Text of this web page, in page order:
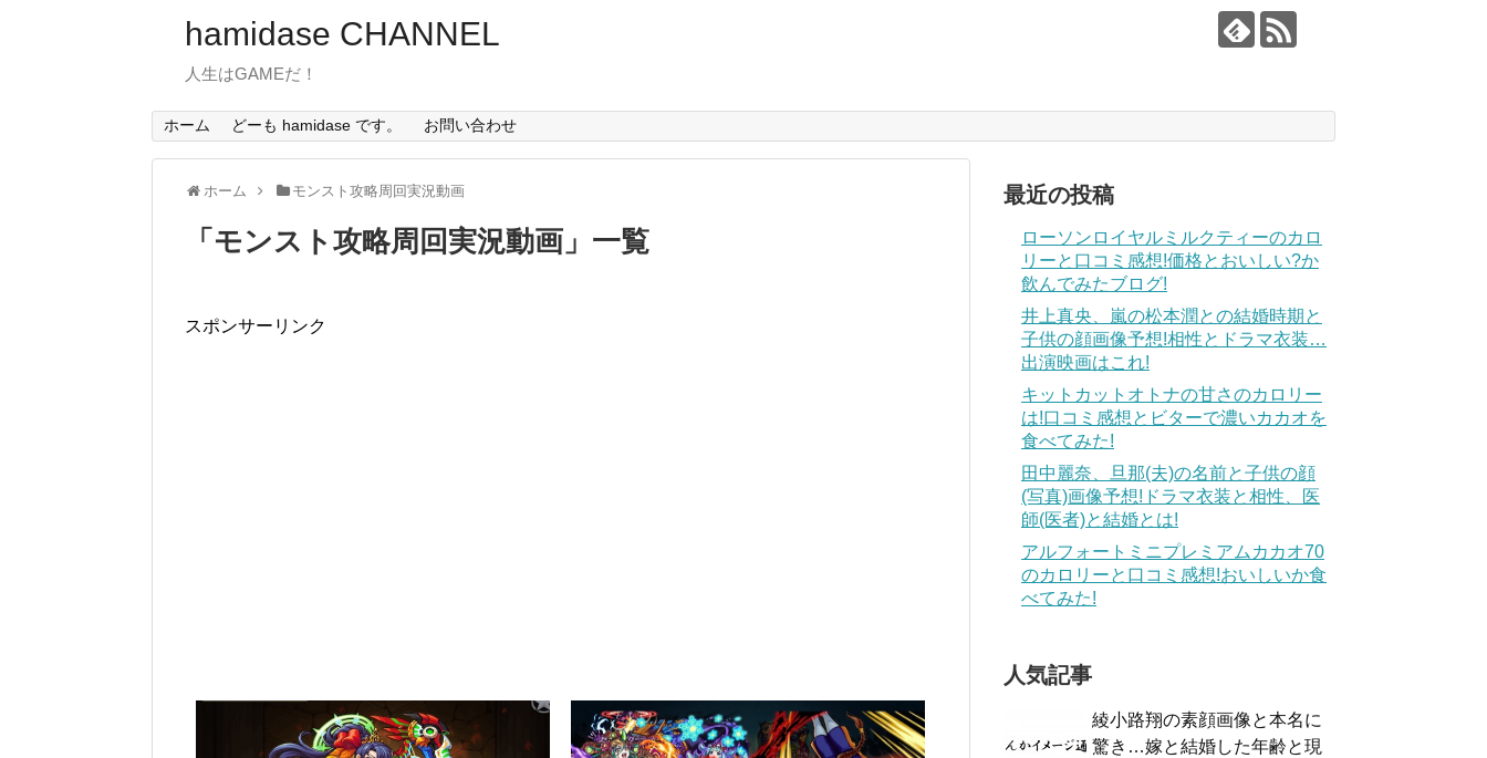
hamidase CHANNEL
人生はGAMEだ！
ホーム どーも hamidase です。 お問い合わせ
ホーム モンスト攻略周回実況動画
「 モンスト攻略周回実況動画 」 一覧
スポンサーリンク
最近の投稿
ローソンロイヤルミルクティーのカロ
リーと口コミ感想!価格とおいしい?か
飲んでみたブログ!
井上真央、嵐の松本潤との結婚時期と
子供の顔画像予想!相性とドラマ衣装…
出演映画はこれ!
キットカットオトナの甘さのカロリー
は!口コミ感想とビターで濃いカカオを
食べてみた!
田中麗奈、旦那(夫)の名前と子供の顔
(写真)画像予想!ドラマ衣装と相性、医
師(医者)と結婚とは!
アルフォートミニプレミアムカカオ70
のカロリーと口コミ感想!おいしいか食
べてみた!
人気記事
綾小路翔の素顔画像と本名に
驚き…嫁と結婚した年齢と現